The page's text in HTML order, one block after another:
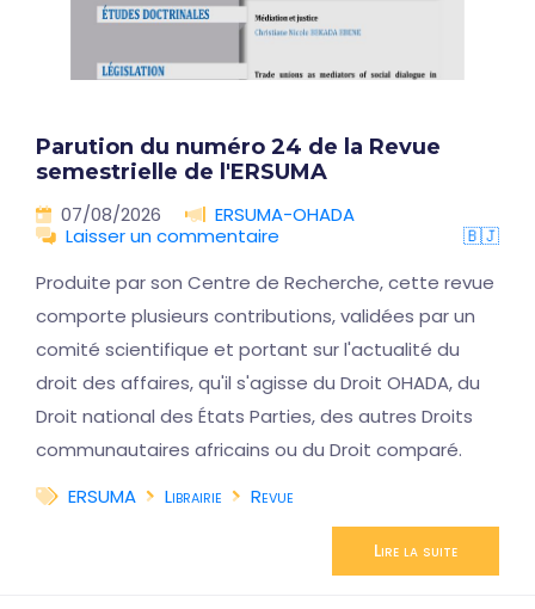
Parution du numéro 24 de la Revue
semestrielle de l'ERSUMA
07/08/2026
ERSUMA-OHADA
Laisser un commentaire
🇧🇯
Produite par son Centre de Recherche, cette revue
comporte plusieurs contributions, validées par un
comité scientifique et portant sur l'actualité du
droit des affaires, qu'il s'agisse du Droit OHADA, du
Droit national des États Parties, des autres Droits
communautaires africains ou du Droit comparé.
ERSUMA
Librairie Revue
Lire la suite